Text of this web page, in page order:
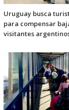
Uruguay busca
para compensar
visitantes